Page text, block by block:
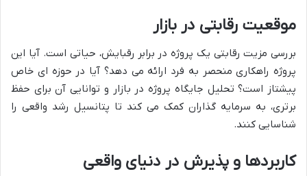
موقعیت رقابتی در بازار
بررسی مزیت رقابتی یک پروژه در برابر رقبایش، حیاتی است. آیا این
پروژه راهکاری منحصر به فرد ارائه می دهد؟ آیا در حوزه ای خاص
پیشتاز است؟ تحلیل جایگاه پروژه در بازار و توانایی آن برای حفظ
برتری، به سرمایه گذاران کمک می کند تا پتانسیل رشد واقعی را
شناسایی کنند.
کاربردها و پذیرش در دنیای واقعی